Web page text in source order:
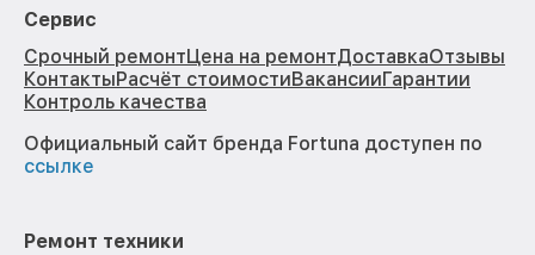
Сервис
Срочный ремонтЦена на ремонтДоставкаОтзывы
КонтактыРасчёт стоимостиВакансииГарантии
Контроль качества
Официальный сайт бренда Fortuna доступен по
ссылке
Ремонт техники